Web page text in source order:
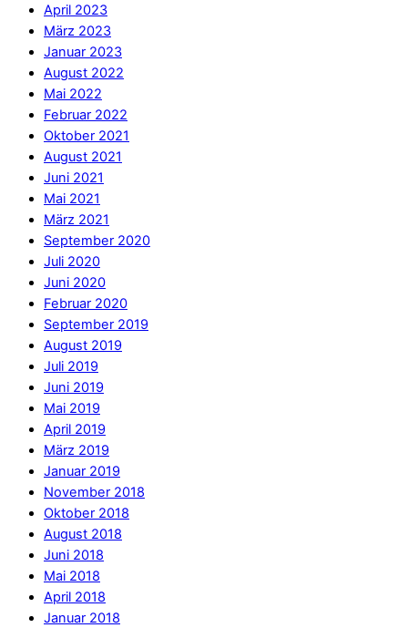
April 2023
März 2023
Januar 2023
August 2022
Mai 2022
Februar 2022
Oktober 2021
August 2021
Juni 2021
Mai 2021
März 2021
September 2020
Juli 2020
Juni 2020
Februar 2020
September 2019
August 2019
Juli 2019
Juni 2019
Mai 2019
April 2019
März 2019
Januar 2019
November 2018
Oktober 2018
August 2018
Juni 2018
Mai 2018
April 2018
Januar 2018